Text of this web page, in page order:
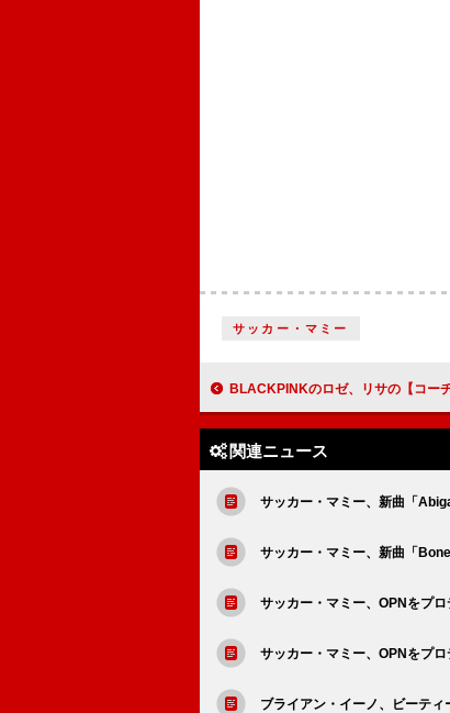
サッカー・マミー
BLACKPINKのロゼ、リサの【コーチェラ】ライブ後に膝に座
関連ニュース
サッカー・マミー、新曲「
サッカー・マミー、新曲「
サッカー・マミー、OPNをプ
サッカー・マミー、OPNをプ
ブライアン・イーノ、ビーテ